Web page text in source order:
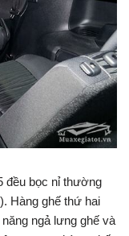
đều bọc nỉ thường
Hàng ghế thứ hai
ngả lưng ghế và